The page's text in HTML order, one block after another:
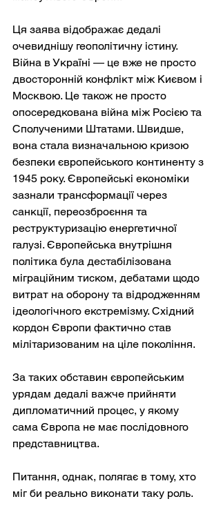
Ця заява відображає дедалі
очевиднішу геополітичну істину.
Війна в Україні — це вже не просто
двосторонній конфлікт між Києвом і
Москвою. Це також не просто
опосередкована війна між Росією та
Сполученими Штатами. Швидше,
вона стала визначальною кризою
безпеки європейського континенту з
1945 року. Європейські економіки
зазнали трансформації через
санкції, переозброєння та
реструктуризацію енергетичної
галузі. Європейська внутрішня
політика була дестабілізована
міграційним тиском, дебатами щодо
витрат на оборону та відродженням
ідеологічного екстремізму. Східний
кордон Європи фактично став
мілітаризованим на ціле покоління.
За таких обставин європейським
урядам дедалі важче прийняти
дипломатичний процес, у якому
сама Європа не має послідовного
представництва.
Питання, однак, полягає в тому, хто
міг би реально виконати таку роль.